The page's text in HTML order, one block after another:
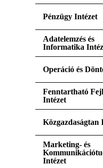
Pénzügy Intézet
Adatelemzés és
Informatika
Operáció és
Fenntartható
Intézet
Közgazdaságtan
Marketing- és
Intézet